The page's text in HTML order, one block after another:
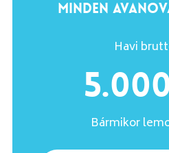
MINDEN
Havi
Bármikor